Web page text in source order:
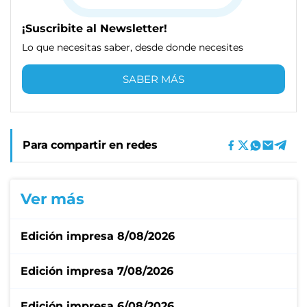
¡Suscribite al Newsletter!
Lo que necesitas saber, desde donde necesites
SABER MÁS
Para compartir en redes
Ver más
Edición impresa 8/08/2026
Edición impresa 7/08/2026